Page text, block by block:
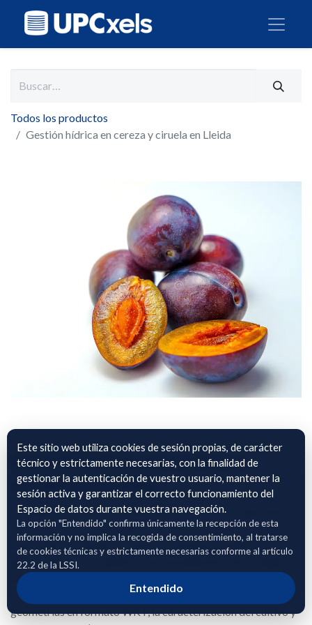
Todos los productos
Gestión hídrica en cereza y ciruela en Lleida
Gestión hídrica en cereza y
ciruela en Lleida
El conjunto de datos corresponde a un escenario agronómico
real en la provincia de Lleida, enfocado en cereza y ciruela
bajo riego localizado por goteo, orientado al análisis de la
gestión hídrica y la dinámica de humedad del suelo. Integra la
identificación y georreferenciación de recintos y puntos de
monitorización mediante identificadores (p. ej., id_lugar) y
geometrías en formato WKT, la caracterización del cultivo y
Este sitio web utiliza cookies de sesión propias, de carácter
técnico y estrictamente necesarias, con la finalidad de
gestionar la autenticación de vuestro usuario, mantener la
sesión activa y garantizar el correcto funcionamiento del
Espacio de datos durante vuestra navegación.
La opción "Entendido" confirma únicamente la recepción de esta
información y no implica la recogida de consentimiento, al tratarse
de cookies técnicas y estrictamente necesarias conforme al artículo
22.2 de la LSSI.
Entendido